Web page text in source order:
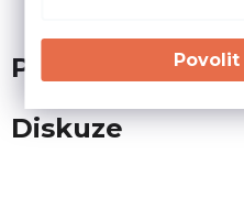
Popis
Diskuze